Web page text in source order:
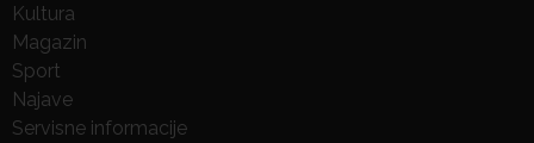
Kultura
Magazin
Sport
Najave
Servisne informacije